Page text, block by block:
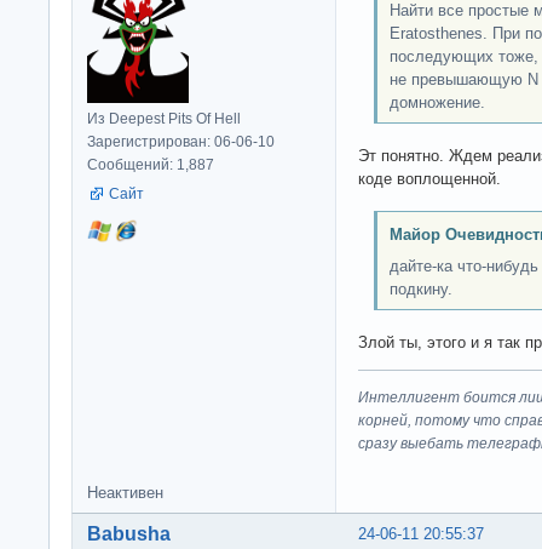
Из Deepest Pits Of Hell
Зарегистрирован: 06-06-10
Сообщений: 1,887
Сайт
Найти все простые
Eratosthenes. При
последующих тоже,
не превышающую N
домножение.
Эт понятно. Ждем
коде воплощенной.
Майор
дайте-ка что-
подкину.
Злой ты, этого и я так
Интеллигент боится
корней, потому что
сразу выeбaть
Неактивен
24-06-11 20:55:37
Babusha